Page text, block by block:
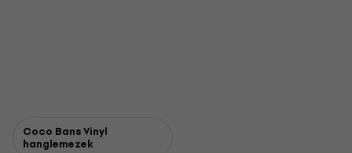
Coco Bans Vinyl
hanglemezek